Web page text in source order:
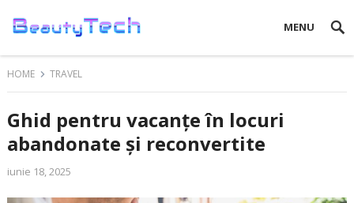
MENU
HOME TRAVEL
Ghid pentru vacanțe în locuri
abandonate și reconvertite
iunie 18, 2025